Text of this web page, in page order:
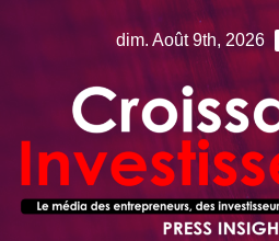
dim. Août 9th, 2026